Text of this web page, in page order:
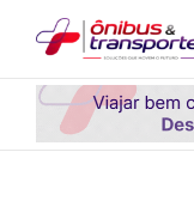
conteúdo